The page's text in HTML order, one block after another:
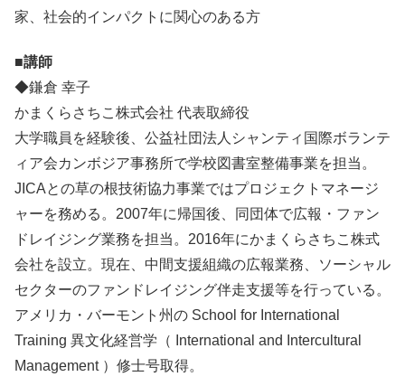
家、社会的インパクトに関心のある方
■講師
◆鎌倉 幸子
かまくらさちこ株式会社 代表取締役
大学職員を経験後、公益社団法人シャンティ国際ボランテ
ィア会カンボジア事務所で学校図書室整備事業を担当。
JICAとの草の根技術協力事業ではプロジェクトマネージ
ャーを務める。2007年に帰国後、同団体で広報・ファン
ドレイジング業務を担当。2016年にかまくらさちこ株式
会社を設立。現在、中間支援組織の広報業務、ソーシャル
セクターのファンドレイジング伴走支援等を行っている。
アメリカ・バーモント州の School for International
Training 異文化経営学（ International and Intercultural
Management ）修士号取得。